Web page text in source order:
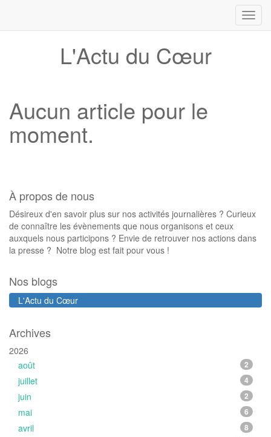
L'Actu du Cœur
Aucun article pour le
moment.
À propos de nous
Désireux d'en savoir plus sur nos activités journalières ? Curieux
de connaître les évènements que nous organisons et ceux
auxquels nous participons ? Envie de retrouver nos actions dans
la presse ? Notre blog est fait pour vous !
Nos blogs
L'Actu du Cœur
Archives
2026
août
2
juillet 4
juin 2
mai 6
avril 8